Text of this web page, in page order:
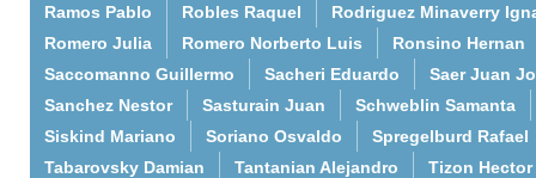
Ramos Pablo
Robles Raquel
Rodriguez Minaverry
Romero Julia
Romero Norberto Luis
Ronsino Hernan
Saccomanno Guillermo
Sacheri Eduardo
Saer Juan
Sanchez Nestor
Sasturain Juan
Schweblin Samanta
Siskind Mariano
Soriano Osvaldo
Spregelburd Rafael
Tabarovsky Damian
Tantanian Alejandro
Tizon Hector